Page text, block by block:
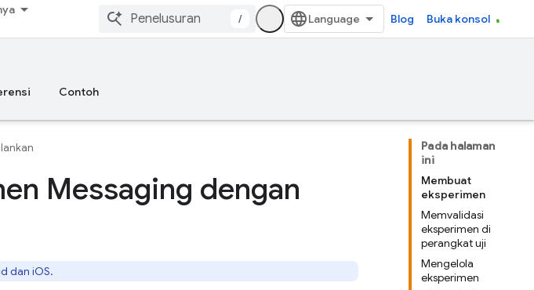
/ Blog Buka konsol
Contoh
Pada halaman
ini
Membuat
eksperimen
Memvalidasi
eksperimen di
perangkat uji
Mengelola
eksperimen
Messaging dengan
dan iOS.